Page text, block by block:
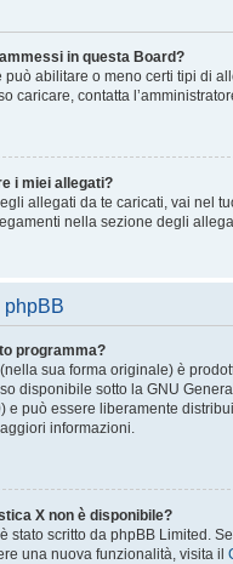
in questa Board?
può abilitare o meno certi tipi di
caricare, contatta
i miei allegati?
allegati da te caricati, vai nel
nella sezione degli
phpBB
programma?
sua forma originale) è
disponibile sotto la GNU
e può essere liberamente
informazioni.
X non è disponibile?
stato scritto da phpBB Limited.
una nuova funzionalità, visita il